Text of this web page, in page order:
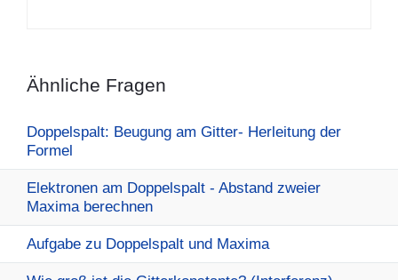
Ähnliche Fragen
Doppelspalt: Beugung am Gitter- Herleitung der
Formel
Elektronen am Doppelspalt - Abstand zweier
Maxima berechnen
Aufgabe zu Doppelspalt und Maxima